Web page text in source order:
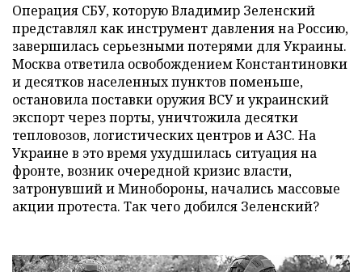
Операция СБУ, которую Владимир Зеленский
представлял как инструмент давления на Россию,
завершилась серьезными потерями для Украины.
Москва ответила освобождением Константиновки
и десятков населенных пунктов поменьше,
остановила поставки оружия ВСУ и украинский
экспорт через порты, уничтожила десятки
тепловозов, логистических центров и АЗС. На
Украине в это время ухудшилась ситуация на
фронте, возник очередной кризис власти,
затронувший и Минобороны, начались массовые
акции протеста. Так чего добился Зеленский?